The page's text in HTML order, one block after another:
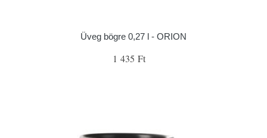
Üveg bögre 0,27 l - ORION
1 435 Ft